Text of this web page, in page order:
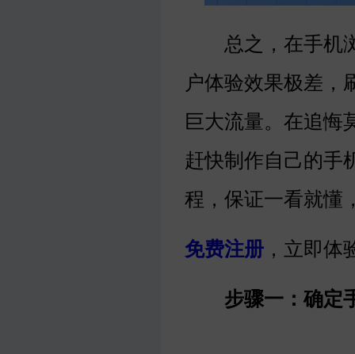
总之，在手机浏
户体验效果极差，
巨大流量。在追悔
赶快制作自己的手
程，保证一看就懂
免费注册 ，立即体
步骤一：确定手